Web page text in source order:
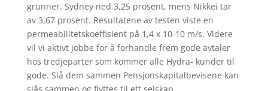
grunner. Sydney ned 3,25 prosent, mens Nikkei tar
av 3,67 prosent. Resultatene av testen viste en
permeabilitetskoeffisient på 1,4 x 10-10 m/s. Videre
vil vi aktivt jobbe for å forhandle frem gode avtaler
hos tredjeparter som kommer alle Hydra- kunder til
gode. Slå dem sammen Pensjonskapitalbevisene kan